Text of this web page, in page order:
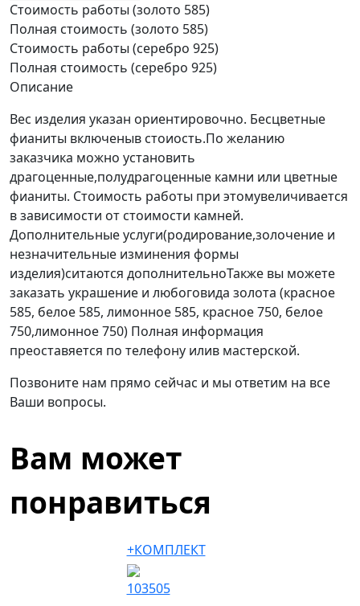
Стоимость работы (золото 585)
Полная стоимость (золото 585)
Стоимость работы (серебро 925)
Полная стоимость (серебро 925)
Описание
Вес изделия указан ориентировочно. Бесцветные
фианиты включеныв стоиость.По желанию
заказчика можно установить
драгоценные,полудрагоценные камни или цветные
фианиты. Стоимость работы при этомувеличивается
в зависимости от стоимости камней.
Дополнительные услуги(родирование,золочение и
незначительные изминения формы
изделия)ситаются дополнительноТакже вы можете
заказать украшение и любоговида золота (красное
585, белое 585, лимонное 585, красное 750, белое
750,лимонное 750) Полная информация
преоставяется по телефону илив мастерской.
Позвоните нам прямо сейчас и мы ответим на все
Ваши вопросы.
Вам может
понравиться
+КОМПЛЕКТ
103505